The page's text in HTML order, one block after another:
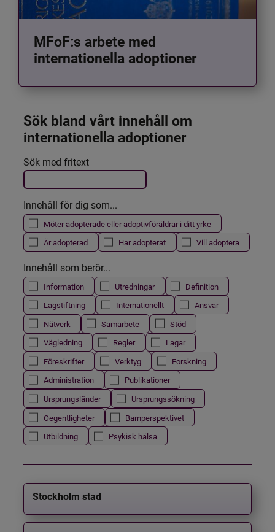
MFoF:s arbete med
internationella adoptioner
Sök bland vårt innehåll om
internationella adoptioner
Filtrera resultatet
Det här formuläret postas automatiskt
Sök med fritext
Innehåll för dig som...
Möter adopterade eller adoptivföräldrar i ditt yrke
Är adopterad
Har adopterat Vill adoptera
Innehåll som berör...
Information Utredningar
Definition
Lagstiftning
Internationellt
Ansvar
Nätverk
Samarbete
Stöd
Vägledning
Regler
Lagar
Föreskrifter
Verktyg
Forskning
Administration
Publikationer
Ursprungsländer
Ursprungssökning
Oegentligheter
Barnperspektivet
Utbildning
Psykisk hälsa
Stockholm stad